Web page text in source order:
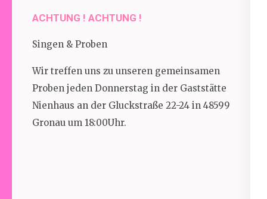
ACHTUNG ! ACHTUNG !
Singen & Proben
Wir treffen uns zu unseren gemeinsamen
Proben jeden Donnerstag in der Gaststätte
Nienhaus an der Gluckstraße 22-24 in 48599
Gronau um 18:00Uhr.